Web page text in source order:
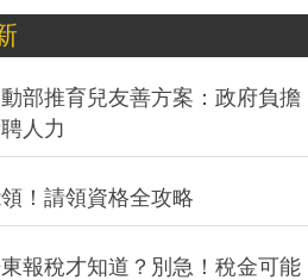
部推育兒友善方案：政府負擔
人力
！請領資格全攻略
報稅才知道？別急！稅金可能